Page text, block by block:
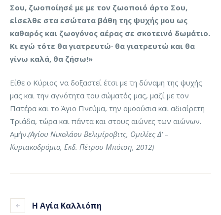
Σου, ζωοποίησέ με με τον ζωοποιό άρτο Σου,
είσελθε στα εσώτατα βάθη της ψυχής μου ως
καθαρός και ζωογόνος αέρας σε σκοτεινό δωμάτιο.
Κι εγώ τότε θα γιατρευτώ· θα γιατρευτώ και θα
γίνω καλά, θα ζήσω!»
Είθε ο Κύριος να δοξαστεί έτσι με τη δύναμη της ψυχής
μας και την αγνότητα του σώματός μας, μαζί με τον
Πατέρα και το Άγιο Πνεύμα, την ομοούσια και αδιαίρετη
Τριάδα, τώρα και πάντα και στους αιώνες των αιώνων.
Αμήν.(Αγίου Νικολάου Βελιμίροβιτς, Ομιλίες Δ’ –
Κυριακοδρόμιο, Εκδ. Πέτρου Μπότση, 2012)
Η Αγία Καλλιόπη